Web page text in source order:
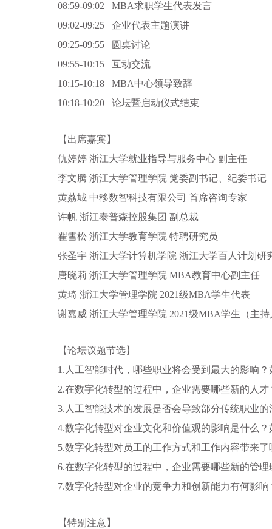
08:59-09:02 MBA求职学生代表发言
09:02-09:25 企业代表主题演讲
09:25-09:55 圆桌讨论
09:55-10:15 互动交流
10:15-10:18 MBA中心领导致辞
10:18-10:20 论坛暨启动仪式结束
【出席嘉宾】
仇婷婷 浙江大学就业指导与服务中心 副主任
李文腾 浙江大学管理学院 党委副书记、纪委书记
黄荔城 中移数智科技有限公司 首席咨询专家
许帆 浙江泰普森控股集团 副总裁
翟雪松 浙江大学教育学院 特聘研究员
张圣宇 浙江大学计算机学院 浙江大学百人计划研
唐晓莉 浙江大学管理学院 MBA教育中心副主任
黄琦 浙江大学管理学院 2021级MBA学生代表
谢嘉威 浙江大学管理学院 2021级MBA学生（主持
【论坛议题节选】
1.人工智能时代，哪些职业将会受到最大的影响
2.在数字化转型的过程中，企业需要哪些新的人
3.人工智能技术的发展是否会导致部分传统职业
4.数字化转型对企业文化和价值观的影响是什么
5.数字化转型对员工的工作方式和工作内容带来
6.在数字化转型的过程中，企业需要哪些新的管
7.数字化转型对企业的竞争力和创新能力有何影
【特别注意】